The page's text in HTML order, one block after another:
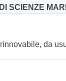
SCIENZE
da